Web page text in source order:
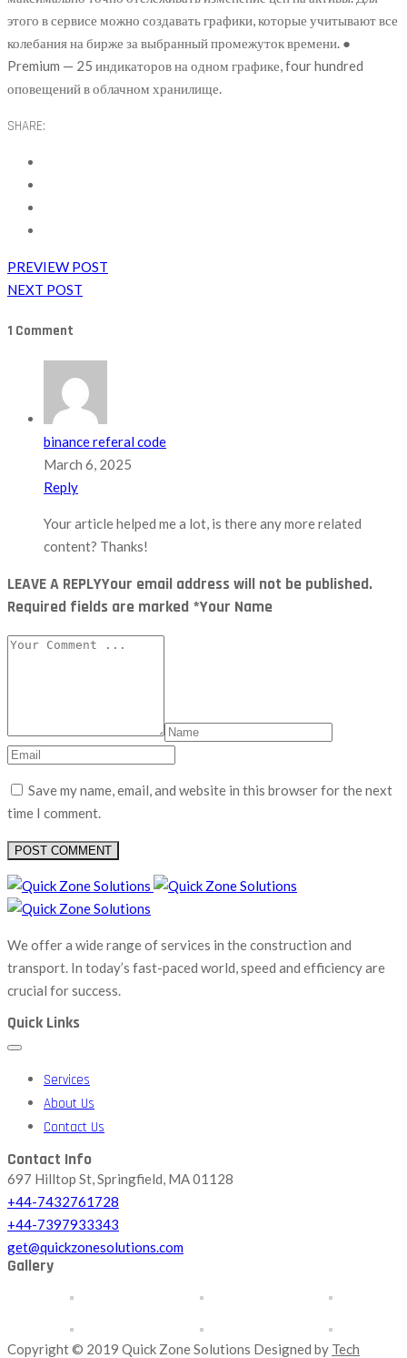
этого в сервисе можно создавать графики, которые учитывают все
колебания на бирже за выбранный промежуток времени. ●
Premium — 25 индикаторов на одном графике, four hundred
оповещений в облачном хранилище.
SHARE:
PREVIEW POST
NEXT POST
1 Comment
binance referal code
March 6, 2025
Reply
Your article helped me a lot, is there any more related
content? Thanks!
LEAVE A REPLYYour email address will not be published.
Required fields are marked *Your Name
Save my name, email, and website in this browser for the next
time I comment.
We offer a wide range of services in the construction and
transport. In today’s fast-paced world, speed and efficiency are
crucial for success.
Quick Links
Services
About Us
Contact Us
Contact Info
697 Hilltop St, Springfield, MA 01128
+44-7432761728
+44-7397933343
get@quickzonesolutions.com
Gallery
Copyright © 2019 Quick Zone Solutions Designed by Tech